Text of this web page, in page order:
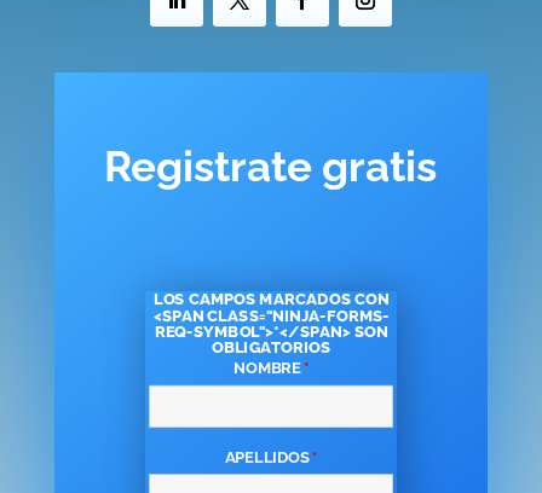
Registrate gratis
LOS CAMPOS MARCADOS CON
<SPAN CLASS="NINJA-FORMS-
REQ-SYMBOL">*</SPAN> SON
OBLIGATORIOS
NOMBRE*
APELLIDOS*